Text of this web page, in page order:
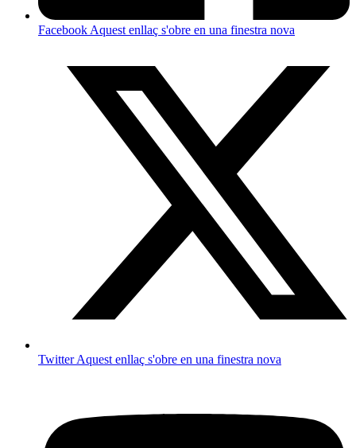
FacebookAquest enllaç s'obre en una finestra nova
TwitterAquest enllaç s'obre en una finestra nova